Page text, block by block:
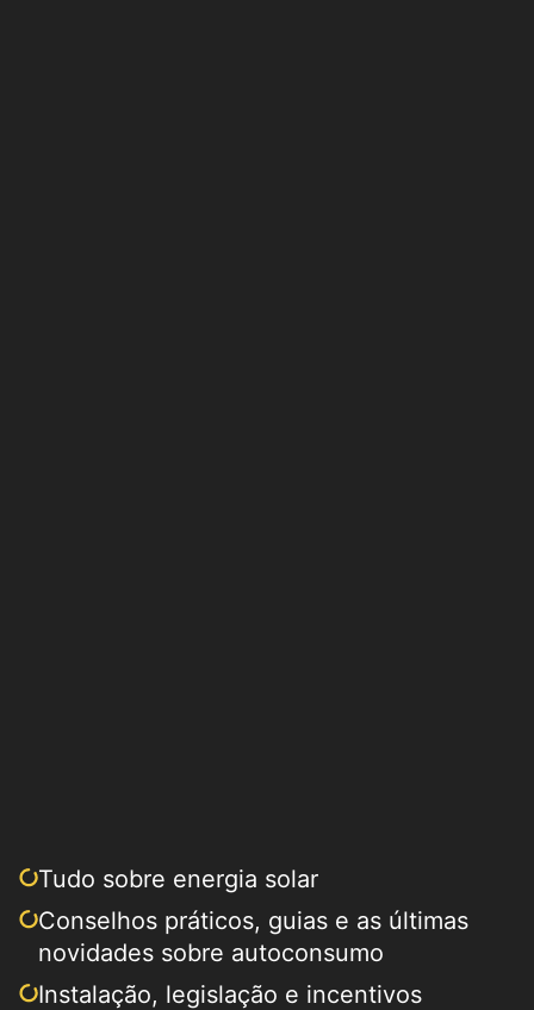
Tudo sobre energia solar
Conselhos práticos, guias e as últimas
novidades sobre autoconsumo
Instalação, legislação e incentivos